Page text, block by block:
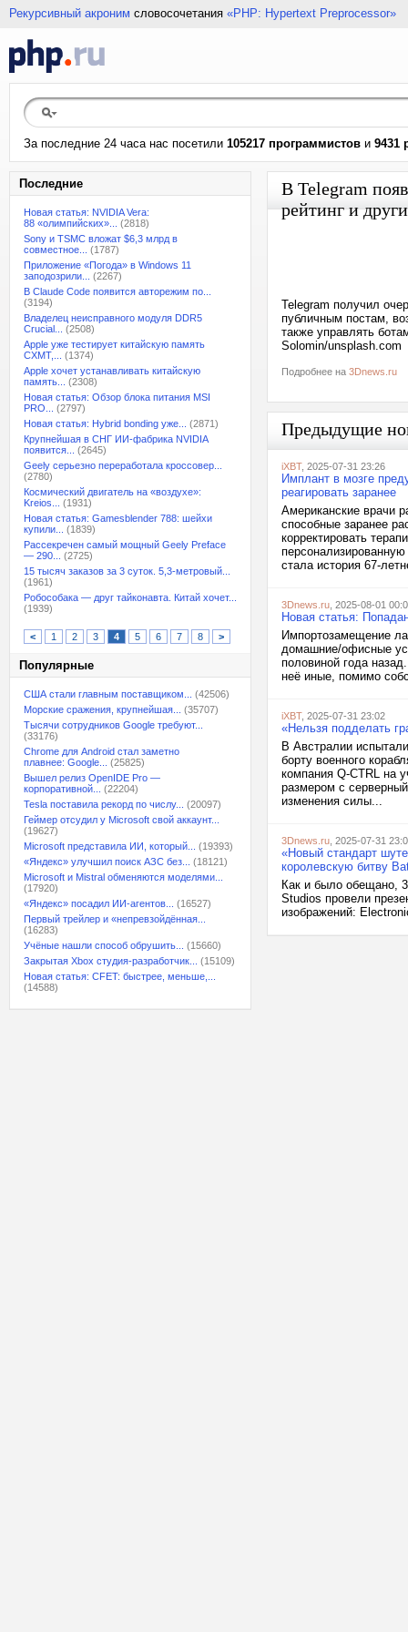
Рекурсивный акроним словосочетания «PHP: Hypertext Preprocessor»
За последние 24 часа нас посетили 105217 программистов и 9431
Последние
Новая статья: NVIDIA Vera:
88 «олимпийских»...
(2818)
Sony и TSMC вложат $6,3 млрд в
совместное...
(1787)
Приложение «Погода» в Windows 11
заподозрили...
(2267)
В Claude Code появится авторежим по...
(3194)
Владелец неисправного модуля DDR5
Crucial...
(2508)
Apple уже тестирует китайскую память
CXMT,...
(1374)
Apple хочет устанавливать китайскую
память...
(2308)
Новая статья: Обзор блока питания MSI
PRO...
(2797)
Новая статья: Hybrid bonding уже...
(2871)
Крупнейшая в СНГ ИИ-фабрика NVIDIA
появится...
(2645)
Geely серьезно переработала кроссовер...
(2780)
Космический двигатель на «воздухе»:
Kreios...
(1931)
Новая статья: Gamesblender 788: шейхи
купили...
(1839)
Рассекречен самый мощный Geely Preface
— 290...
(2725)
15 тысяч заказов за 3 суток. 5,3-метровый...
(1961)
Робособака — друг тайконавта. Китай хочет...
(1939)
< 1 2 3 4 5 6 7 8 >
Популярные
США стали главным поставщиком...
(42506)
Морские сражения, крупнейшая...
(35707)
Тысячи сотрудников Google требуют...
(33176)
Chrome для Android стал заметно
плавнее: Google...
(25825)
Вышел релиз OpenIDE Pro —
корпоративной...
(22204)
Tesla поставила рекорд по числу...
(20097)
Геймер отсудил у Microsoft свой аккаунт...
(19627)
Microsoft представила ИИ, который...
(19393)
«Яндекс» улучшил поиск АЗС без...
(18121)
Microsoft и Mistral обменяются моделями...
(17920)
«Яндекс» посадил ИИ-агентов...
(16527)
Первый трейлер и «непревзойдённая...
(16283)
Учёные нашли способ обрушить...
(15660)
Закрытая Xbox студия-разработчик...
(15109)
Новая статья: CFET: быстрее, меньше,...
(14588)
В Telegram
рейтинг и
Telegram получил
публичным постам,
также управлять
Solomin/unsplash.com
Подробнее на 3Dnews.ru
Предыдущие
iXBT, 2025-07-31 23:26
Имплант в мозге
реагировать заранее
Американские врачи
способные заранее
корректировать
стала история 67-
3Dnews.ru , 2025-08-01
Новая статья:
Импортозамещение
домашние/офисные
половиной года
неё иные, помимо
iXBT, 2025-07-31 23:02
«Нельзя подделать
В Австралии
борту военного
компания Q-CTRL на
размером с
изменения силы...
3Dnews.ru , 2025-07-31
«Новый стандарт
королевскую битву
Как и было обещано,
Studios провели
изображений: